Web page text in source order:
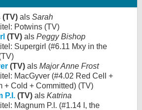
(TV) als Sarah
Potwins (TV)
(TV) als Peggy Bishop
Supergirl (#6.11 Mxy in the
(TV) als Major Anne Frost
MacGyver (#4.02 Red Cell +
+ Cold + Committed) (TV)
P.I. (TV) als Katrina
Magnum P.I. (#1.14 I, the